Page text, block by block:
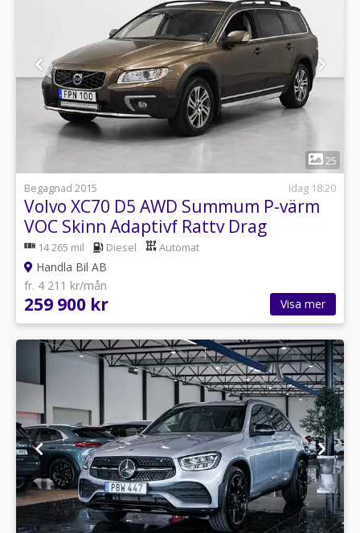
25
Begagnad 2015
Idag 18:20
Volvo XC70 D5 AWD Summum P-värm
VOC Skinn Adaptivf Rattv Drag
14 265 mil Diesel Automat
Handla Bil AB
fr. 4 211 kr/mån
259 900 kr Visa mer